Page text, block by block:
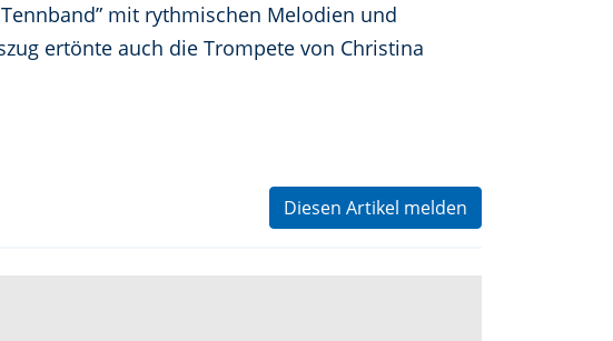
mit rythmischen Melodien und
ertönte auch die Trompete von Christina
Diesen Artikel melden